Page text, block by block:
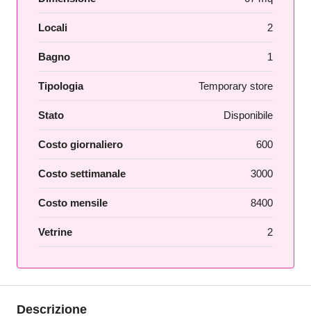
Locali 2
Bagno 1
Tipologia Temporary store
Stato Disponibile
Costo giornaliero 600
Costo settimanale 3000
Costo mensile 8400
Vetrine 2
Descrizione